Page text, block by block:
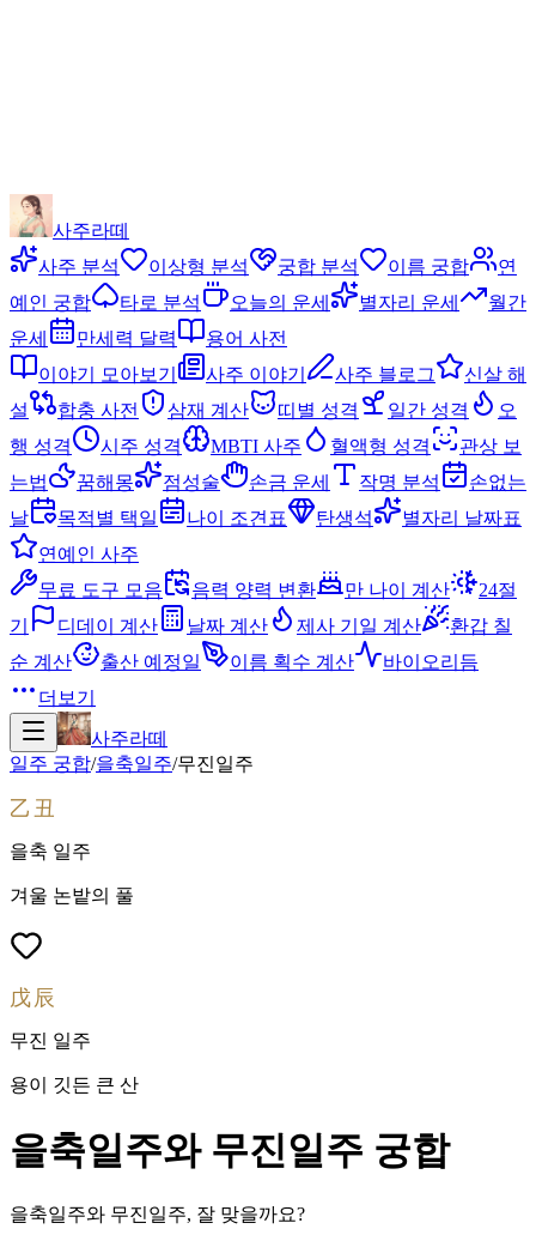
사주라떼
사주 분석
이상형 분석 궁합 분석 이름 궁합
연
예인 궁합
타로 분석 오늘의 운세 별자리 운세
월간
운세
만세력 달력
용어 사전
이야기 모아보기
사주 이야기 사주 블로그
신살 해
설
합충 사전 삼재 계산 띠별 성격 일간 성격
오
행 성격
시주 성격 MBTI 사주 혈액형 성격
관상 보
는법
꿈해몽 점성술 손금 운세 작명 분석
손없는
날
목적별 택일 나이 조견표 탄생석
별자리 날짜표
연예인 사주
무료 도구 모음
음력 양력 변환 만 나이 계산
24절
기
디데이 계산 날짜 계산 제사 기일 계산
환갑 칠
순 계산
출산 예정일 이름 획수 계산
바이오리듬
더보기
사주라떼
일주 궁합/을축일주/무진일주
乙丑
을축 일주
겨울 논밭의 풀
戊辰
무진 일주
용이 깃든 큰 산
을축일주와 무진일주 궁합
을축일주와 무진일주, 잘 맞을까요?